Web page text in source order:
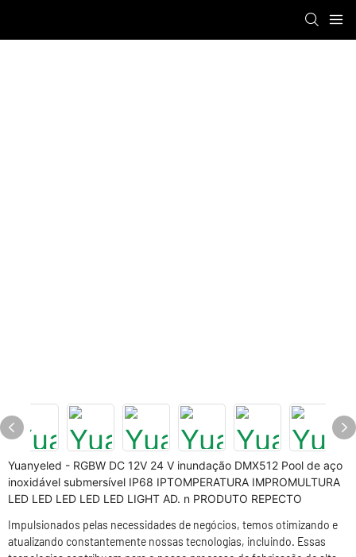
Yuanyeled - RGBW DC 12V 24 V inundação DMX512 Pool de aço
inoxidável submersível IP68 IPTOMPERATURA IMPROMULTURA
LED LED LED LED LED LIGHT AD. n PRODUTO REPECTO
Impulsionados pelas necessidades de negócios, temos otimizando e
atualizando constantemente nossas tecnologias, incluindo. Essas